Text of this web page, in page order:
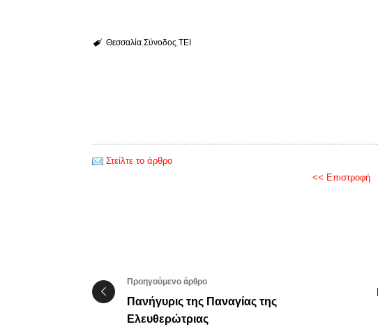
Θεσσαλία Σύνοδος ΤΕΙ
Στείλτε το άρθρο
<< Επιστροφή
Προηγούμενο άρθρο
Πανήγυρις της Παναγίας της
Ελευθερώτριας